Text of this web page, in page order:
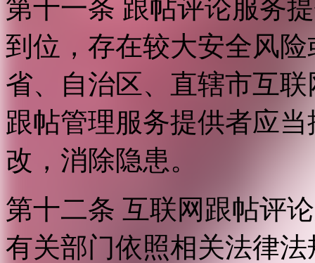
第十一条 跟帖评论服务
到位，存在较大安全风
省、自治区、直辖市互
跟帖管理服务提供者应
改，消除隐患。
第十二条 互联网跟帖评
有关部门依照相关法律